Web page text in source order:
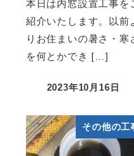
本日は内窓設置工事を
紹介いたします。以前
りお住まいの暑さ・寒
を何とかでき […]
2023年10月16日
その他の工